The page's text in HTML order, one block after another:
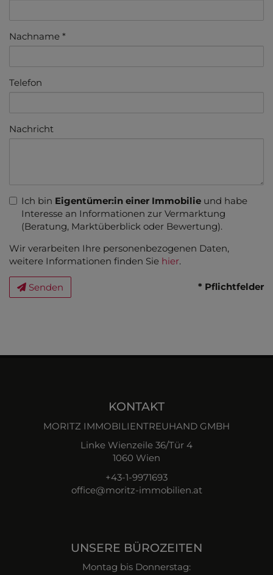
Nachname
Telefon
Nachricht
Ich bin Eigentümer:in einer Immobilie und habe
Interesse an Informationen zur Vermarktung
(Beratung, Marktüberblick oder Bewertung).
Wir verarbeiten Ihre personenbezogenen Daten,
weitere Informationen finden Sie hier.
Senden * Pflichtfelder
KONTAKT
MORITZ IMMOBILIENTREUHAND GMBH
Linke Wienzeile 36/Tür 4
1060 Wien
+43-1-9971693
office@moritz-immobilien.at
UNSERE BÜROZEITEN
Montag bis Donnerstag: